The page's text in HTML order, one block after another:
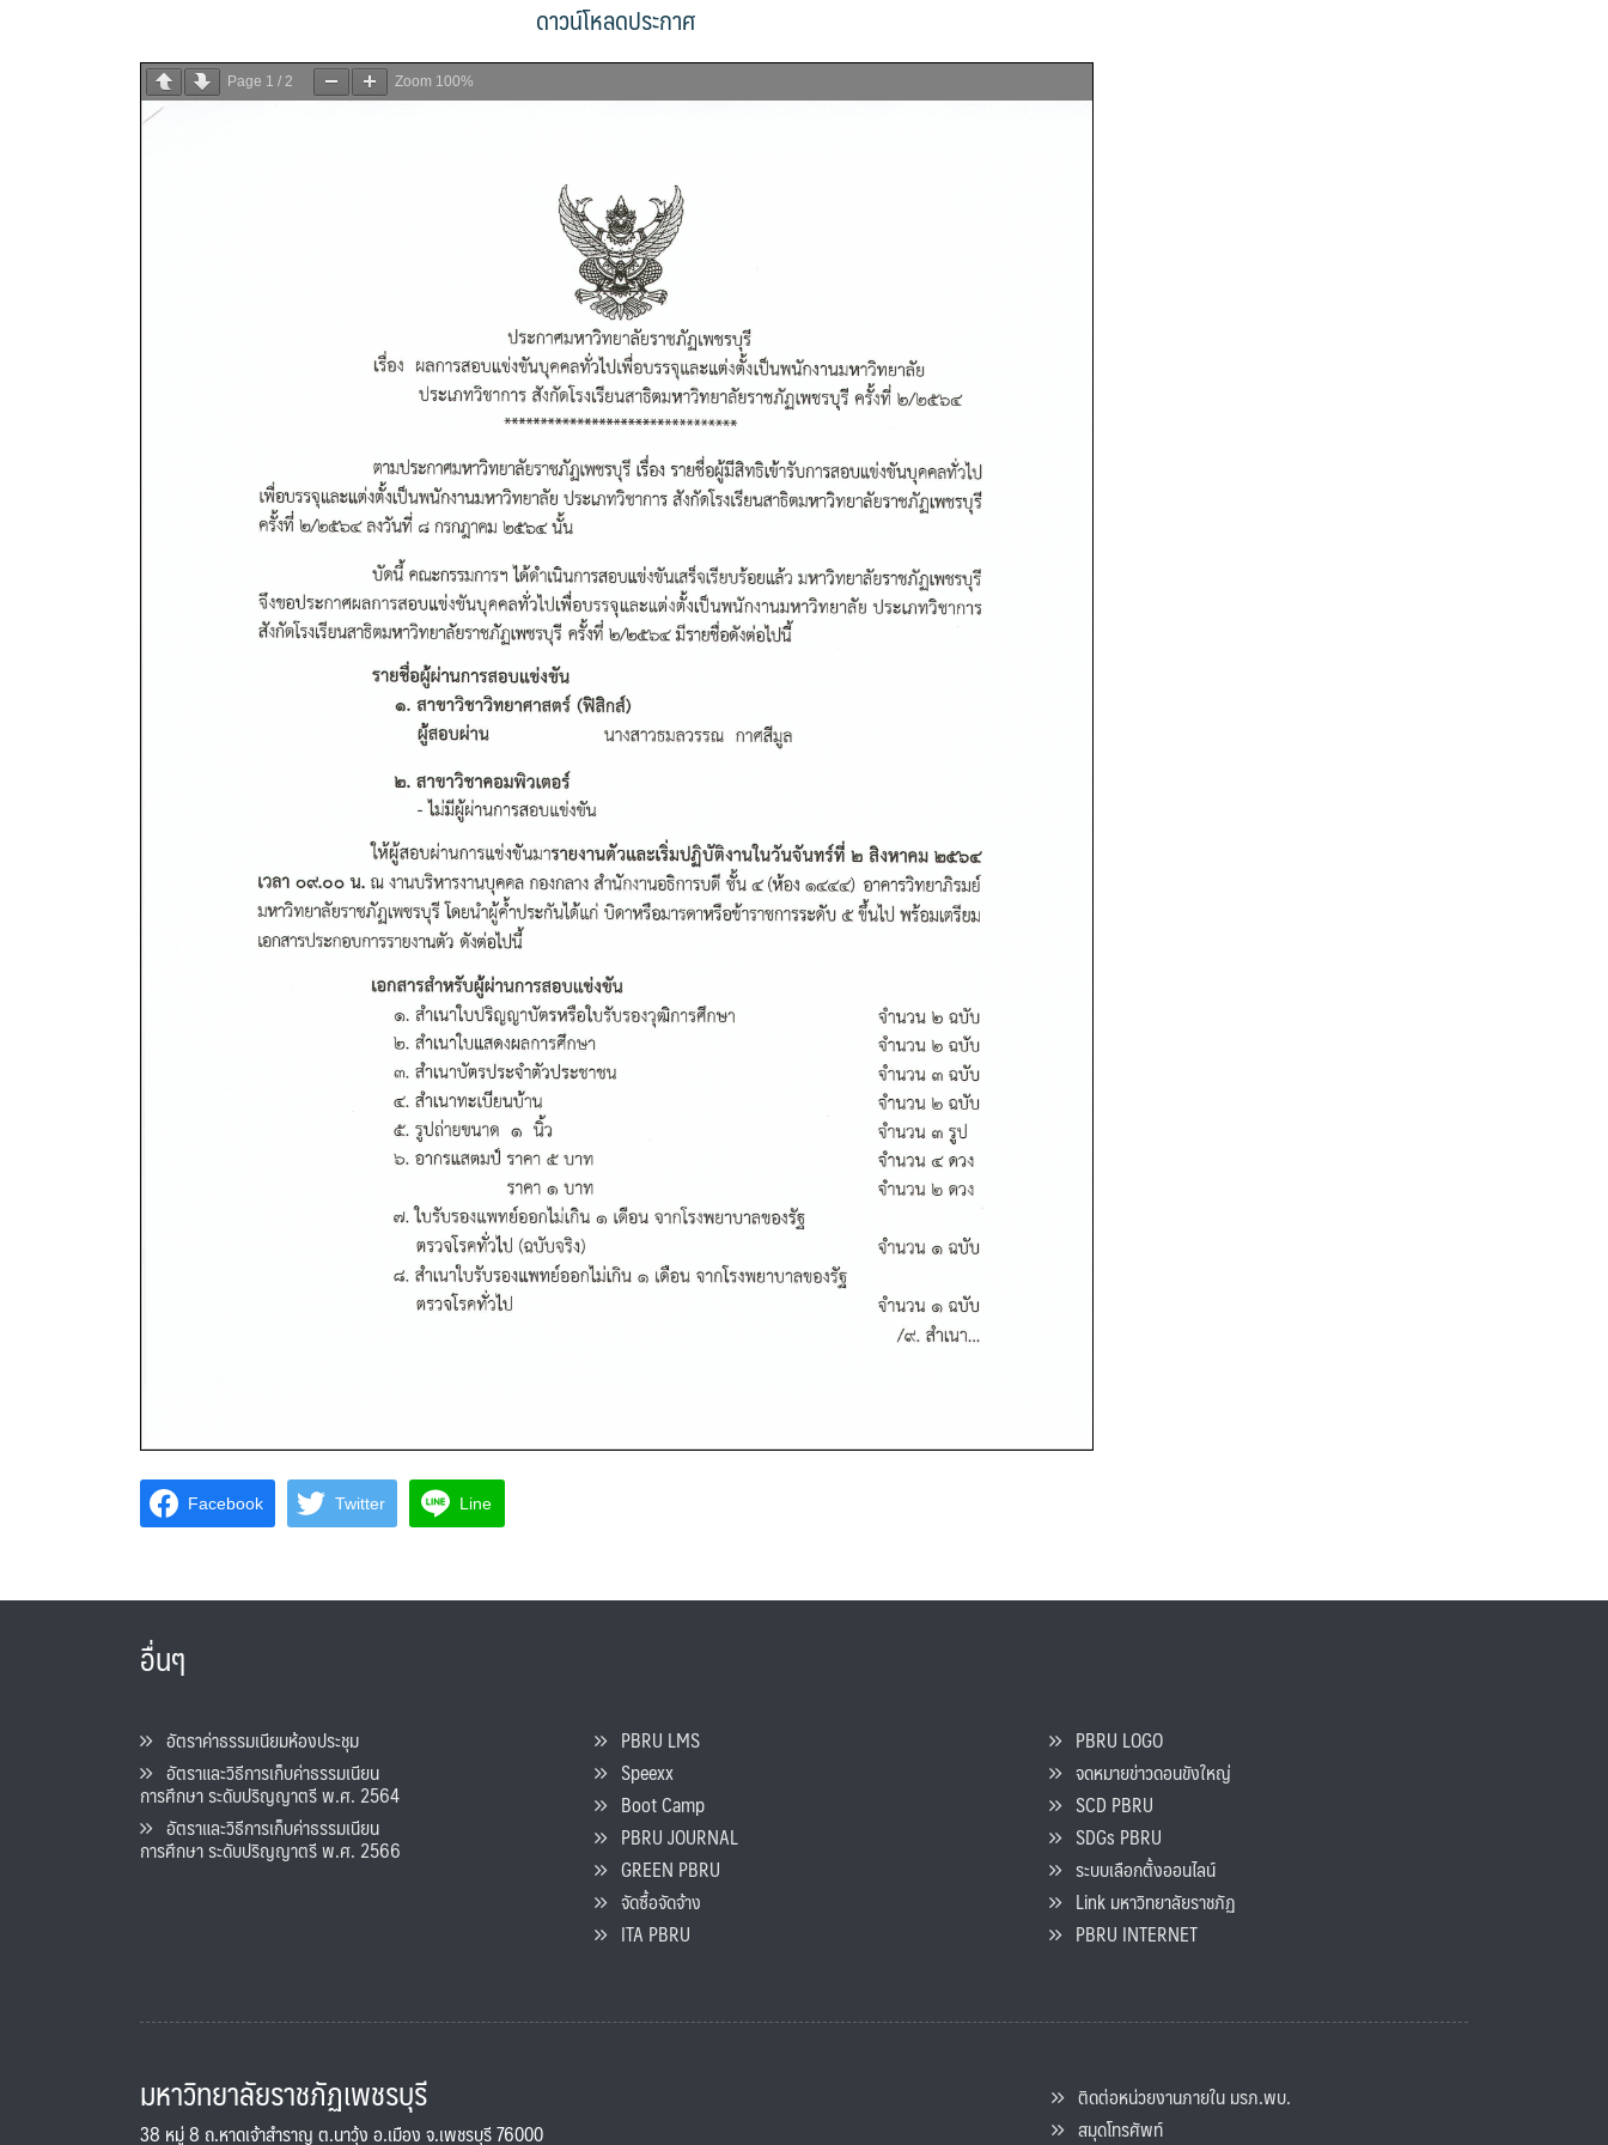
ดาวน์โหลดประกาศ
Page 1 / 2 Zoom 100%
Facebook Twitter Line
อื่นๆ
อัตราค่าธรรมเนียมห้องประชุม
อัตราและวิธีการเก็บค่าธรรมเนียน
การศึกษา ระดับปริญญาตรี พ.ศ. 2564
อัตราและวิธีการเก็บค่าธรรมเนียน
การศึกษา ระดับปริญญาตรี พ.ศ. 2566
PBRU LMS
Speexx
Boot Camp
PBRU JOURNAL
GREEN PBRU
จัดซื้อจัดจ้าง
ITA PBRU
PBRU LOGO
จดหมายข่าวดอนขังใหญ่
SCD PBRU
SDGs PBRU
ระบบเลือกตั้งออนไลน์
Link มหาวิทยาลัยราชภัฏ
PBRU INTERNET
มหาวิทยาลัยราชภัฏเพชรบุรี
38 หมู่ 8 ถ.หาดเจ้าสำราญ ต.นาวุ้ง อ.เมือง จ.เพชรบุรี 76000
ติดต่อหน่วยงานภายใน มรภ.พบ.
สมุดโทรศัพท์